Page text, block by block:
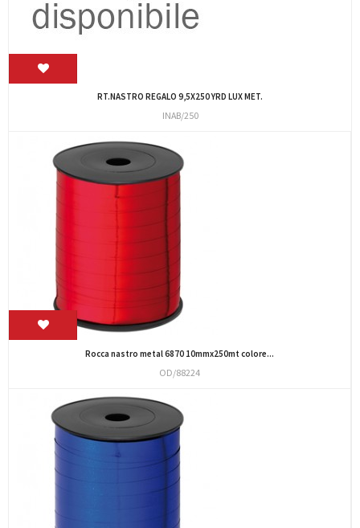
RT.NASTRO REGALO 9,5X250 YRD LUX MET.
INAB/250
Rocca nastro metal 6870 10mmx250mt colore...
OD/88224